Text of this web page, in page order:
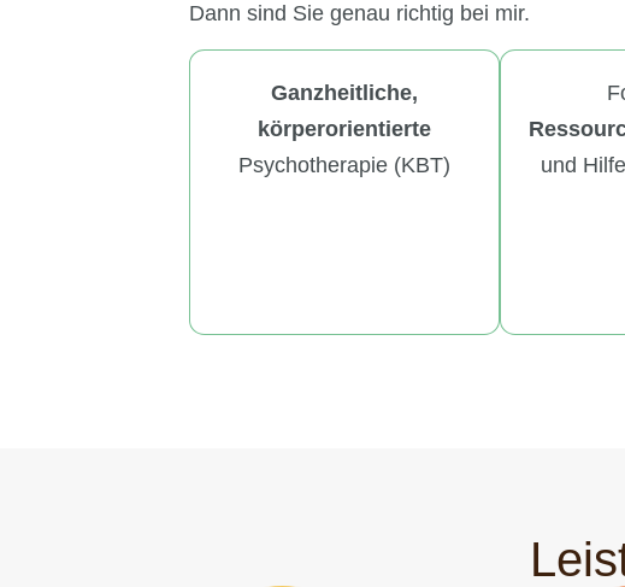
Dann sind Sie genau richtig bei mir.
Ganzheitliche,
körperorientierte
Psychotherapie (KBT)
und